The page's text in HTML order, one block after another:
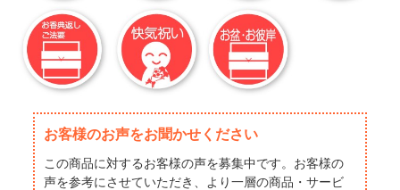
お客様のお声をお聞かせください
この商品に対するお客様の声を募集中です。お客様の
声を参考にさせていただき、より一層の商品・サービ